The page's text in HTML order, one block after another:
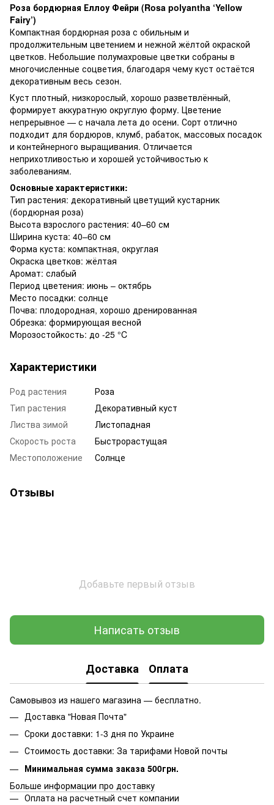
Роза бордюрная Еллоу Фейри (Rosa polyantha ‘Yellow
Fairy’)
Компактная бордюрная роза с обильным и
продолжительным цветением и нежной жёлтой окраской
цветков. Небольшие полумахровые цветки собраны в
многочисленные соцветия, благодаря чему куст остаётся
декоративным весь сезон.
Куст плотный, низкорослый, хорошо разветвлённый,
формирует аккуратную округлую форму. Цветение
непрерывное — с начала лета до осени. Сорт отлично
подходит для бордюров, клумб, рабаток, массовых посадок
и контейнерного выращивания. Отличается
неприхотливостью и хорошей устойчивостью к
заболеваниям.
Основные характеристики:
Тип растения: декоративный цветущий кустарник
(бордюрная роза)
Высота взрослого растения: 40–60 см
Ширина куста: 40–60 см
Форма куста: компактная, округлая
Окраска цветков: жёлтая
Аромат: слабый
Период цветения: июнь – октябрь
Место посадки: солнце
Почва: плодородная, хорошо дренированная
Обрезка: формирующая весной
Морозостойкость: до -25 °C
Характеристики
Род растения
Роза
Тип растения
Декоративный куст
Листва зимой
Листопадная
Скорость роста
Быстрорастущая
Местоположение
Солнце
Отзывы
Добавьте первый отзыв
Написать отзыв
Доставка Оплата
Самовывоз из нашего магазина — бесплатно.
Доставка "Новая Почта"
Сроки доставки: 1-3 дня по Украине
Стоимость доставки: За тарифами Новой почты
Минимальная сумма заказа 500грн.
Больше информации про доставку
Оплата на расчетный счет компании